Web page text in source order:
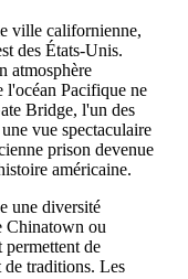
ville californienne,
des États-Unis.
atmosphère
l'océan Pacifique ne
Bridge, l'un des
vue spectaculaire
prison devenue
américaine.
une diversité
Chinatown ou
de
de traditions. Les